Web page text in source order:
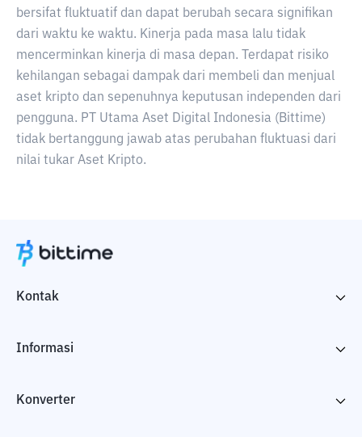
bersifat fluktuatif dan dapat berubah secara signifikan
dari waktu ke waktu. Kinerja pada masa lalu tidak
mencerminkan kinerja di masa depan. Terdapat risiko
kehilangan sebagai dampak dari membeli dan menjual
aset kripto dan sepenuhnya keputusan independen dari
pengguna. PT Utama Aset Digital Indonesia (Bittime)
tidak bertanggung jawab atas perubahan fluktuasi dari
nilai tukar Aset Kripto.
Kontak
Informasi
Konverter